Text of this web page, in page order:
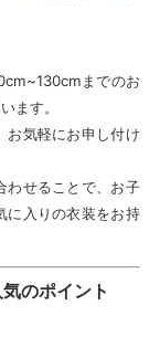
までのお
ます。
お気軽にお申し付け
わせることで、お子
に入りの衣装をお持
のポイント